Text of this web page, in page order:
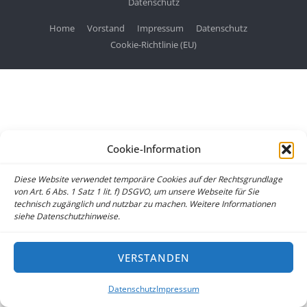
Cookie-Information
Diese Website verwendet temporäre Cookies auf der Rechtsgrundlage
von Art. 6 Abs. 1 Satz 1 lit. f) DSGVO, um unsere Webseite für Sie
technisch zugänglich und nutzbar zu machen. Weitere Informationen
siehe Datenschutzhinweise.
VERSTANDEN
DatenschutzImpressum
Home Vorstand Impressum
Datenschutz
Cookie-Richtlinie (EU)